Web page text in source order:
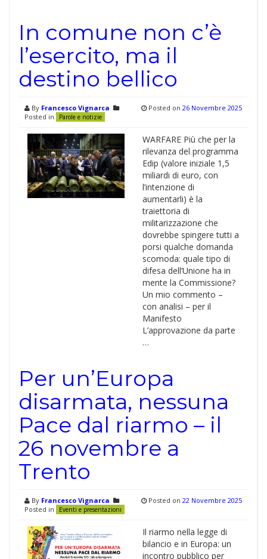
In comune non c’è
l’esercito, ma il
destino bellico
By Francesco Vignarca
Posted in
Parole e notizie
Posted on 26 Novembre 2025
WARFARE Più che per la
rilevanza del programma
Edip (valore iniziale 1,5
miliardi di euro, con
l’intenzione di
aumentarli) è la
traiettoria di
militarizzazione che
dovrebbe spingere tutti a
porsi qualche domanda
scomoda: quale tipo di
difesa dell’Unione ha in
mente la Commissione?
Un mio commento –
con analisi – per il
Manifesto
L’approvazione da parte
…
Per un’Europa
disarmata, nessuna
Pace dal riarmo – il
26 novembre a
Trento
By Francesco Vignarca
Posted in
Eventi e presentazioni
Posted on 22 Novembre 2025
Il riarmo nella legge di
bilancio e in Europa: un
incontro pubblico per